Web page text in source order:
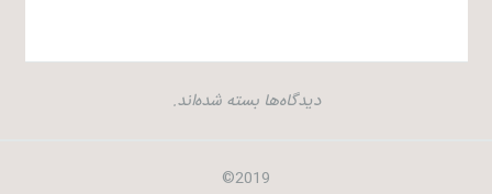
دیدگاه‌ها بسته شده‌اند.
2019©